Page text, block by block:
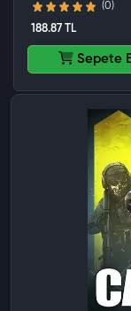
(0)
188.87 TL
Sepete